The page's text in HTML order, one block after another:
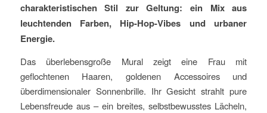
charakteristischen Stil zur Geltung: ein Mix aus
leuchtenden Farben, Hip-Hop-Vibes und urbaner
Energie.
Das überlebensgroße Mural zeigt eine Frau mit
geflochtenen Haaren, goldenen Accessoires und
überdimensionaler Sonnenbrille. Ihr Gesicht strahlt pure
Lebensfreude aus – ein breites, selbstbewusstes Lächeln,